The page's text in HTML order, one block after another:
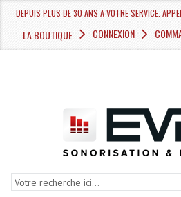
DEPUIS PLUS DE 30 ANS A VOTRE SERVICE.
LA BOUTIQUE CONNEXION